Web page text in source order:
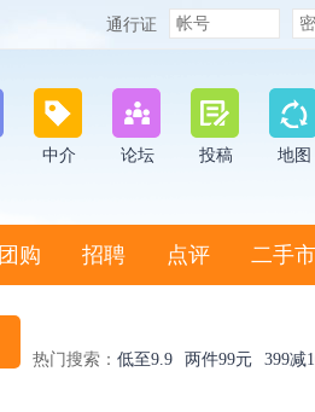
通行证
中介 论坛 投稿
地图
团购 招聘 点评 二手
热门搜索： 低至9.9 两件99元 399减